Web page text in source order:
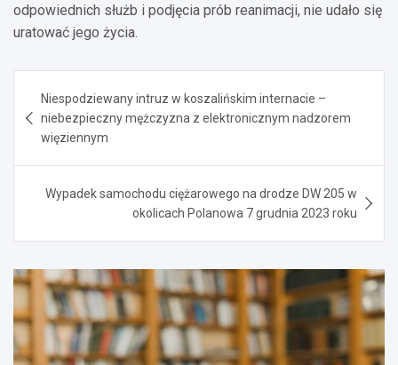
odpowiednich służb i podjęcia prób reanimacji, nie udało się
uratować jego życia.
wpisu
Niespodziewany intruz w koszalińskim internacie –
niebezpieczny mężczyzna z elektronicznym nadzorem
więziennym
Wypadek samochodu ciężarowego na drodze DW 205 w
okolicach Polanowa 7 grudnia 2023 roku